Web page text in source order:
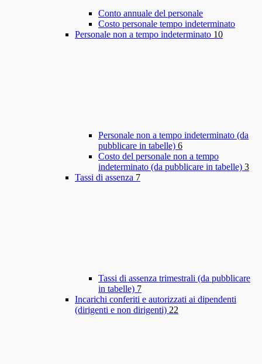
Conto annuale del personale
Costo personale tempo indeterminato
Personale non a tempo indeterminato 10
Personale non a tempo indeterminato (da
pubblicare in tabelle) 6
Costo del personale non a tempo
indeterminato (da pubblicare in tabelle) 3
Tassi di assenza 7
Tassi di assenza trimestrali (da pubblicare
in tabelle) 7
Incarichi conferiti e autorizzati ai dipendenti
(dirigenti e non dirigenti) 22